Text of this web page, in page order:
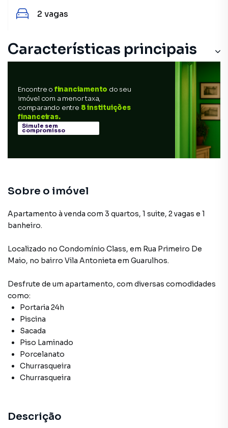
2 vagas
Características principais
Churrasqueira
Piscina
Encontre o financiamento do seu
imóvel com a menor taxa,
comparando entre 8 instituições
financeiras.
Simule sem
compromisso
Sobre o imóvel
Apartamento à venda com 3 quartos, 1 suite, 2 vagas e 1
banheiro.
Localizado no Condomínio Class, em Rua Primeiro De
Maio, no bairro Vila Antonieta em Guarulhos.
Desfrute de um apartamento, com diversas comodidades
como:
Portaria 24h
Piscina
Sacada
Piso Laminado
Porcelanato
Churrasqueira
Churrasqueira
Descrição